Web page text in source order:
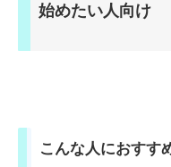
始めたい人向け
こんな人におすす